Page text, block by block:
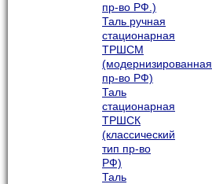
пр-во РФ.)
Таль ручная
стационарная
ТРШСМ
(модернизированная
пр-во РФ)
Таль
стационарная
ТРШСК
(классический
тип пр-во
РФ)
Таль